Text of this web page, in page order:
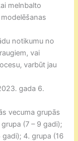
melnbalto
notikumu no
vai
varbūt jau
gada 6.
vecuma grupās
(7 – 9 gadi);
gadi); 4. grupa (16